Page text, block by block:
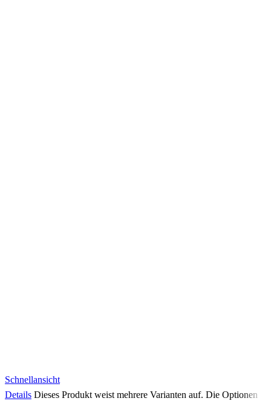
Schnellansicht
Details Dieses Produkt weist mehrere Varianten auf. Die Optionen